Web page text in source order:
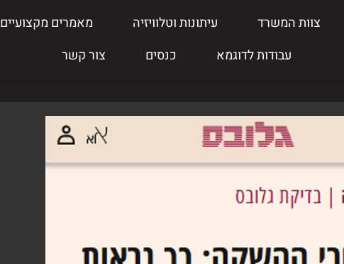
צוות המשרד עיתונות וטלוויזיה מאמרים מקצועיים
עבודות לדוגמא
כנסים צור קשר